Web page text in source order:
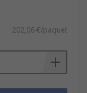
202,06 €/paquet